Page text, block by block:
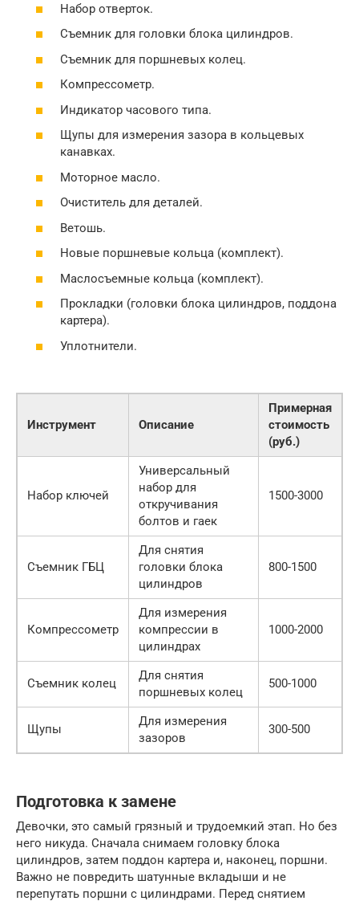
Набор отверток.
Съемник для головки блока цилиндров.
Съемник для поршневых колец.
Компрессометр.
Индикатор часового типа.
Щупы для измерения зазора в кольцевых
канавках.
Моторное масло.
Очиститель для деталей.
Ветошь.
Новые поршневые кольца (комплект).
Маслосъемные кольца (комплект).
Прокладки (головки блока цилиндров, поддона
картера).
Уплотнители.
Инструмент Описание
Примерная
стоимость
(руб.)
Набор ключей
Универсальный
набор для
откручивания
болтов и гаек
1500-3000
Съемник ГБЦ
Для снятия
головки блока
цилиндров
800-1500
Компрессометр
Для измерения
компрессии в
цилиндрах
1000-2000
Съемник колец
Для снятия
поршневых колец
500-1000
Щупы
Для измерения
зазоров
300-500
Подготовка к замене
Девочки, это самый грязный и трудоемкий этап. Но без
него никуда. Сначала снимаем головку блока
цилиндров, затем поддон картера и, наконец, поршни.
Важно не повредить шатунные вкладыши и не
перепутать поршни с цилиндрами. Перед снятием